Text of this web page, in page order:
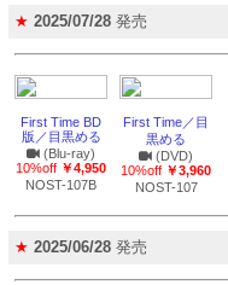
★ 2025/07/28 発売
First Time BD
版／目黒める
(Blu-ray)
10%off ￥4,950
NOST-107B
First Time／目
黒める
(DVD)
10%off ￥3,960
NOST-107
★ 2025/06/28 発売